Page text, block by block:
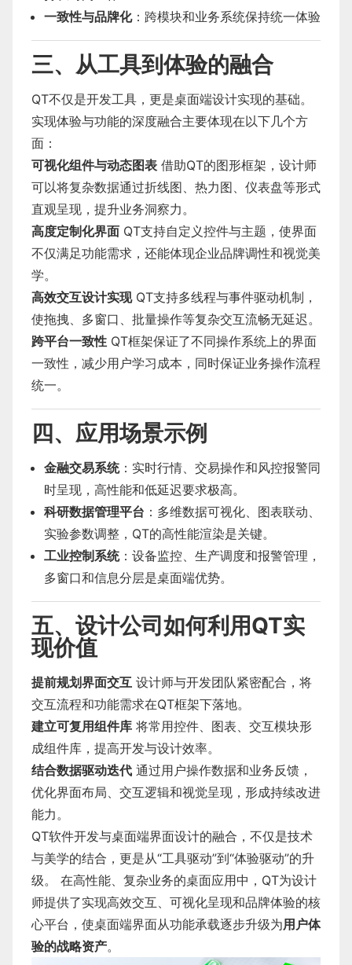
一致性与品牌化：跨模块和业务系统保持统一体验
三、从工具到体验的融合
QT不仅是开发工具，更是桌面端设计实现的基础。
实现体验与功能的深度融合主要体现在以下几个方
面：
可视化组件与动态图表 借助QT的图形框架，设计师
可以将复杂数据通过折线图、热力图、仪表盘等形式
直观呈现，提升业务洞察力。
高度定制化界面 QT支持自定义控件与主题，使界面
不仅满足功能需求，还能体现企业品牌调性和视觉美
学。
高效交互设计实现QT支持多线程与事件驱动机制，
使拖拽、多窗口、批量操作等复杂交互流畅无延迟。
跨平台一致性 QT框架保证了不同操作系统上的界面
一致性，减少用户学习成本，同时保证业务操作流程
统一。
四、应用场景示例
金融交易系统：实时行情、交易操作和风控报警同
时呈现，高性能和低延迟要求极高。
科研数据管理平台 ：多维数据可视化、图表联动、
实验参数调整，QT的高性能渲染是关键。
工业控制系统：设备监控、生产调度和报警管理，
多窗口和信息分层是桌面端优势。
五、设计公司如何利用QT实
现价值
提前规划界面交互 设计师与开发团队紧密配合，将
交互流程和功能需求在QT框架下落地。
建立可复用组件库 将常用控件、图表、交互模块形
成组件库，提高开发与设计效率。
结合数据驱动迭代 通过用户操作数据和业务反馈，
优化界面布局、交互逻辑和视觉呈现，形成持续改进
能力。
QT软件开发与桌面端界面设计的融合，不仅是技术
与美学的结合，更是从“工具驱动”到“体验驱动”的升
级。 在高性能、复杂业务的桌面应用中，QT为设计
师提供了实现高效交互、可视化呈现和品牌体验的核
心平台，使桌面端界面从功能承载逐步升级为用户体
验的战略资产。